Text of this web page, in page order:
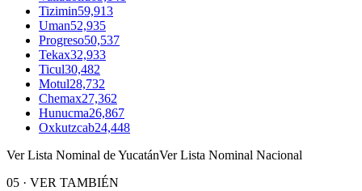
Tizimin59,913
Uman52,935
Progreso50,537
Tekax32,933
Ticul30,482
Motul28,732
Chemax27,362
Hunucma26,867
Oxkutzcab24,448
Ver Lista Nominal de YucatánVer Lista Nominal Nacional
05 · VER TAMBIÉN